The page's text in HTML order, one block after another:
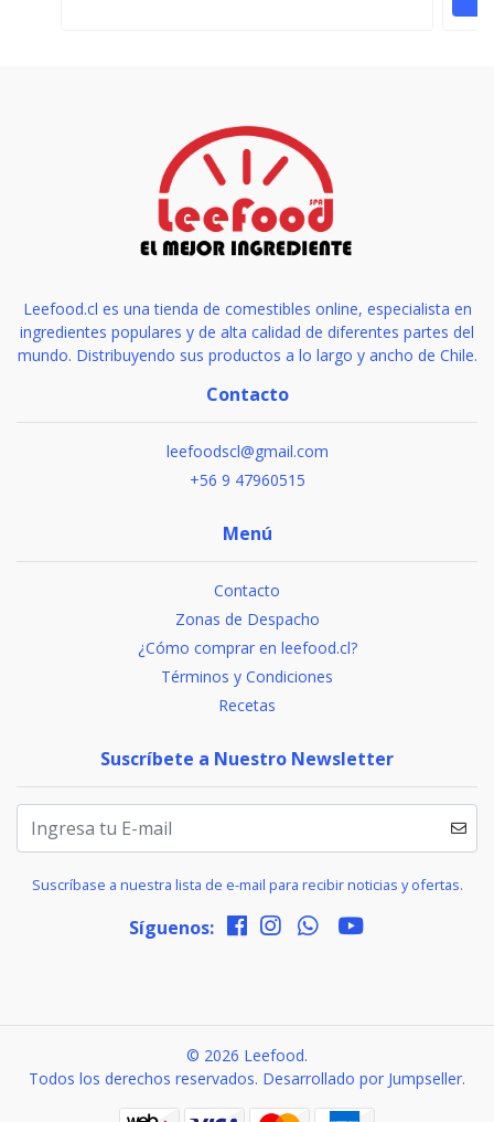
Leefood.cl es una tienda de comestibles online, especialista en
ingredientes populares y de alta calidad de diferentes partes del
mundo. Distribuyendo sus productos a lo largo y ancho de Chile.
Contacto
leefoodscl@gmail.com
+56 9 47960515
Menú
Contacto
Zonas de Despacho
¿Cómo comprar en leefood.cl?
Términos y Condiciones
Recetas
Suscríbete a Nuestro Newsletter
Suscríbase a nuestra lista de e-mail para recibir noticias y ofertas.
Síguenos:
© 2026 Leefood.
Todos los derechos reservados. Desarrollado por Jumpseller.